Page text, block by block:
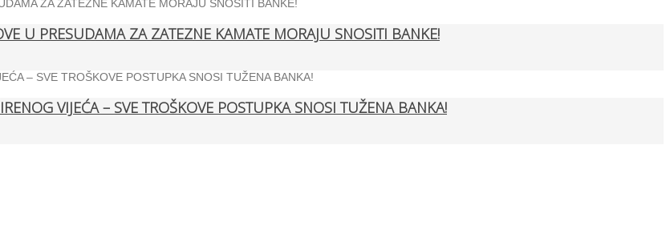
U PRESUDAMA ZA ZATEZNE KAMATE MORAJU SNOSITI BANKE!
VIJEĆA – SVE TROŠKOVE POSTUPKA SNOSI TUŽENA BANKA!